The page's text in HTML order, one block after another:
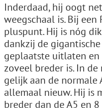
Inderdaad, hij oogt
weegschaal is. Bij een
pluspunt. Hij is nóg
dankzij de
geplaatste uitlaten
zoveel breder is. In
gelijk aan de normale
allemaal nieuw. Hij is
breder dan de A5 en